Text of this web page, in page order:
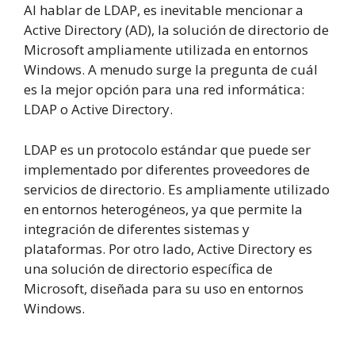
Al hablar de LDAP, es inevitable mencionar a
Active Directory (AD), la solución de directorio de
Microsoft ampliamente utilizada en entornos
Windows. A menudo surge la pregunta de cuál
es la mejor opción para una red informática:
LDAP o Active Directory.
LDAP es un protocolo estándar que puede ser
implementado por diferentes proveedores de
servicios de directorio. Es ampliamente utilizado
en entornos heterogéneos, ya que permite la
integración de diferentes sistemas y
plataformas. Por otro lado, Active Directory es
una solución de directorio específica de
Microsoft, diseñada para su uso en entornos
Windows.